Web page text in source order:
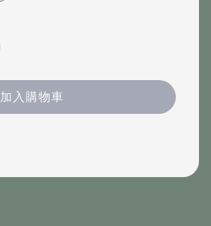
加入購物車